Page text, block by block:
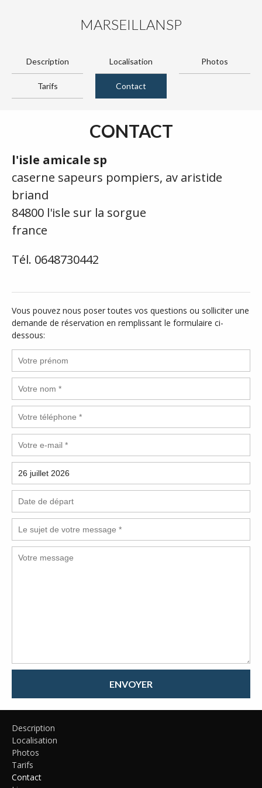
MARSEILLANSP
Description Localisation Photos
Tarifs Contact
CONTACT
l'isle amicale sp
caserne sapeurs pompiers, av aristide
briand
84800 l'isle sur la sorgue
france
Tél. 0648730442
Vous pouvez nous poser toutes vos questions ou solliciter une
demande de réservation en remplissant le formulaire ci-
dessous:
ENVOYER
Description
Localisation
Photos
Tarifs
Contact